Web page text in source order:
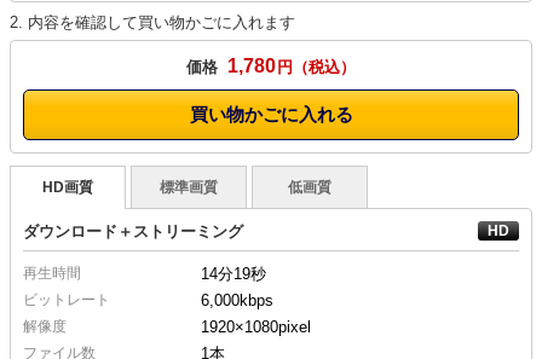
2. 内容を確認して買い物かごに入れます
価格 1,780円
買い物かごに入れる
HD画質 標準画質 低画質
ダウンロード＋ストリーミング
再生時間 14分19秒
ビットレート 6,000kbps
解像度 1920×1080pixel
ファイル数 1本